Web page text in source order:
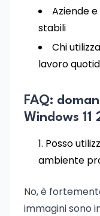
Aziende
stabili
Chi
lavoro
FAQ:
Windows 11
Posso
ambiente
No, è
immagini sono